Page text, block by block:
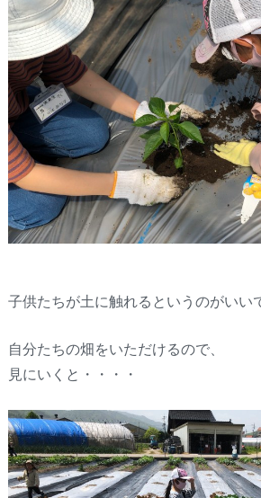
子供たちが土に触れるというのがいい
自分たちの畑をいただけるので、
見にいくと・・・・